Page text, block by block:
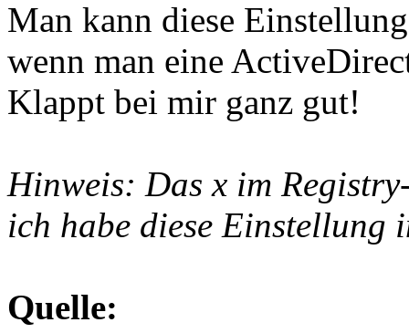
Man kann diese
wenn man eine
Klappt bei mir ganz gut!
Hinweis: Das x im
ich habe diese Einstellung
Quelle: